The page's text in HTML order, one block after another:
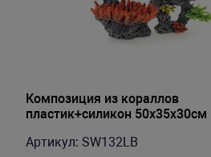
Композиция из кораллов
пластик+силикон 50х35х30см
Артикул: SW132LB